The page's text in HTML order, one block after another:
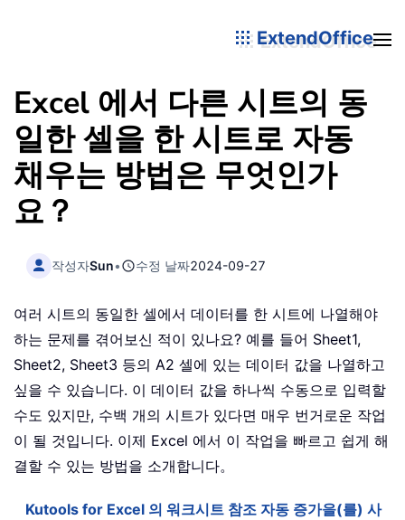
ExtendOffice
Excel 에서 다른 시트의 동
일한 셀을 한 시트로 자동
채우는 방법은 무엇인가
요？
작성자Sun• 수정 날짜2024-09-27
여러 시트의 동일한 셀에서 데이터를 한 시트에 나열해야
하는 문제를 겪어보신 적이 있나요? 예를 들어 Sheet1,
Sheet2, Sheet3 등의 A2 셀에 있는 데이터 값을 나열하고
싶을 수 있습니다. 이 데이터 값을 하나씩 수동으로 입력할
수도 있지만, 수백 개의 시트가 있다면 매우 번거로운 작업
이 될 것입니다. 이제 Excel 에서 이 작업을 빠르고 쉽게 해
결할 수 있는 방법을 소개합니다。
Kutools for Excel 의 워크시트 참조 자동 증가을(를) 사